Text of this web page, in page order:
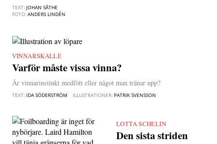
TEXT: JOHAN SÅTHE
FOTO:ANDERS LINDÉN
VINNARSKALLE
Varför måste vissa vinna?
Är vinnarinstinkt medfött eller något man tränar upp?
TEXT: IDA SÖDERSTRÖM ILLUSTRATIONER: PATRIK SVENSSON
LOTTA SCHELIN
Den sista striden